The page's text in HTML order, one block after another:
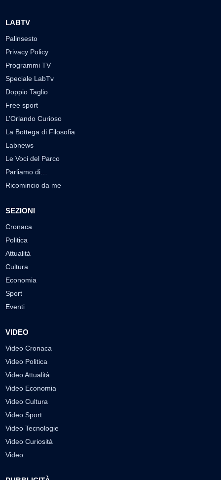
LABTV
Palinsesto
Privacy Policy
Programmi TV
Speciale LabTv
Doppio Taglio
Free sport
L’Orlando Curioso
La Bottega di Filosofia
Labnews
Le Voci del Parco
Parliamo di…
Ricomincio da me
SEZIONI
Cronaca
Politica
Attualità
Cultura
Economia
Sport
Eventi
VIDEO
Video Cronaca
Video Politica
Video Attualità
Video Economia
Video Cultura
Video Sport
Video Tecnologie
Video Curiosità
Video